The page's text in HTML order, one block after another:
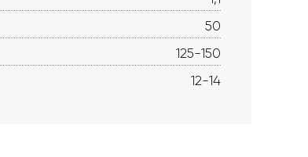
50
125-150
12-14